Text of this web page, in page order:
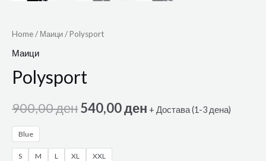
Home/ Маици/ Polysport
Маици
Polysport
900,00ден540,00ден + Достава (1-3 дена)
Blue
S M L XL XXL